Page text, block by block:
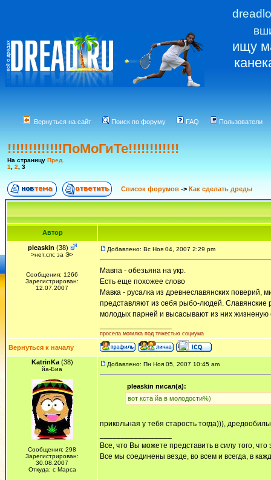
ищу
Вернуться на сайт Поиск по форуму FAQ Пользователи
!!!!!!!!!!!!!ПоМоГиТе!!!!!!!!!!!!
На страницу Пред.
1
2 3
Список форумов -> Как сделать дреды
Автор
pleaskin (38)
>нет,спс за Э>
Сообщения: 1266
Зарегистрирован:
12.07.2007
Добавлено: Вс Ноя 04, 2007 2:29 pm
Мавпа - обезьяна на укр.
Есть еще похожее слово
Мавка - русалка из древнеславянских поверий,
представляют из себя рыбо-людей. Славянские
молодых парней и высасывают из них жизненую
просела могилка под тяжестью социума
Вернуться к началу
KatrinKa(38)
йа-Биа
Сообщения: 298
Зарегистрирован:
30.08.2007
Откуда: с Марса
Добавлено: Пн Ноя 05, 2007 10:45 am
pleaskin писал(а):
вот кста йа в молодости%)
прикольная у тебя старость тогда))),
Все, что Вы можете представить в силу того,
Все мы соединены везде, во всем и всегда, в